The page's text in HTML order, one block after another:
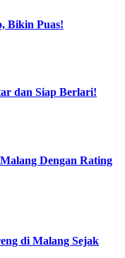
Bikin Puas!
dan Siap Berlari!
Dengan Rating
di Malang Sejak